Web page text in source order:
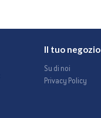
Il tuo negozio
Su di noi
Privacy Policy